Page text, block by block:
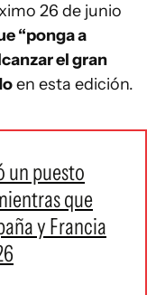
26 de junio
“ponga a
el gran
en esta edición.
un puesto
que
y Francia